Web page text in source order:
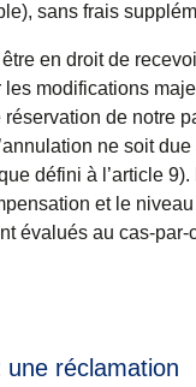
sans frais
en droit de
modifications
de notre
ne soit
défini à l’article
et le niveau
évalués au cas-par-
réclamation